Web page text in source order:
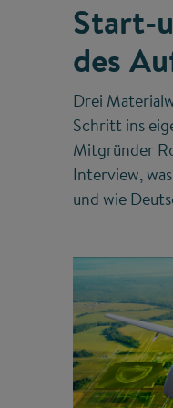
Start-
des
Drei
Schritt ins
Mitgründer
Interview,
und wie